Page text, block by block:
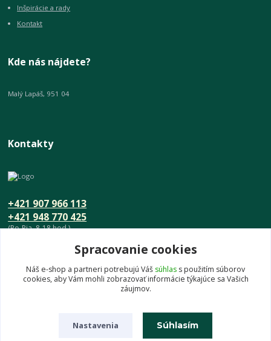
Inšpirácie a rady
Kontakt
Kde nás nájdete?
Malý Lapáš, 951 04
Kontakty
+421 948 770 425
+421 907 966 113
(Po-Pia, 8-18 hod.)
info@umeniedomova.skSpracovanie cookies
Náš e-shop a partneri potrebujú Váš súhlas s použitím súborov
cookies, aby Vám mohli zobrazovať informácie týkajúce sa Vašich
záujmov.
Nastavenia Súhlasím